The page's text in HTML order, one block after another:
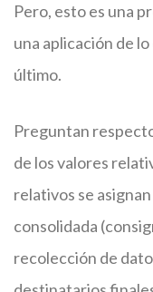
Pero, esto es una
una aplicación de
último.
Preguntan
de los valores
relativos se
consolidada
recolección de